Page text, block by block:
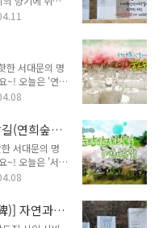
나지 않았답니
문안산 자락
를 사랑하는
겨줍니다. 나무
을 켭니다. 벚
락길 입구에서
연의 소리가
수 시인의 시가
아름다운 작
서대문의 명
~! 오늘은 '연희
켜집니다. 악기
만남입니다.
다운 음악을
니다. 이렇게
것만으로도 큰
로 사람의 마음
습니다.
(연희숲속
서대문의 명
~! 오늘은 '서대
리 벚꽃길을
표면은 존재
울 비바람을
)] 자연과